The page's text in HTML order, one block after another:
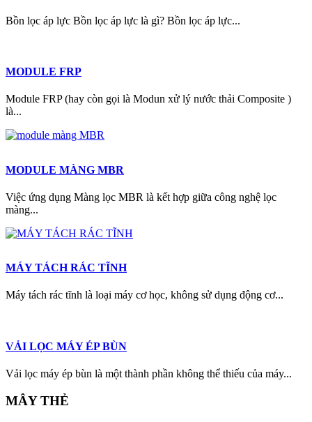
Bồn lọc áp lực Bồn lọc áp lực là gì? Bồn lọc áp lực...
MODULE FRP
Module FRP (hay còn gọi là Modun xử lý nước thải Composite )
là...
MODULE MÀNG MBR
Việc ứng dụng Màng lọc MBR là kết hợp giữa công nghệ lọc
màng...
MÁY TÁCH RÁC TĨNH
Máy tách rác tĩnh là loại máy cơ học, không sử dụng động cơ...
VẢI LỌC MÁY ÉP BÙN
Vải lọc máy ép bùn là một thành phần không thể thiếu của máy...
MÂY THẺ